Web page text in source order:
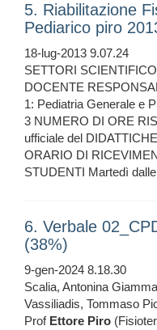
5. Riabilitazione
Pediarico piro
18-lug-2013 9.07.24
SETTORI
DOCENTE
1: Pediatria Generale e
3 NUMERO DI ORE
ufficiale del
ORARIO DI
STUDENTI Martedì
6. Verbale
(38%)
9-gen-2024 8.18.30
Scalia, Antonina
Vassiliadis, Tommaso
Prof Ettore Piro